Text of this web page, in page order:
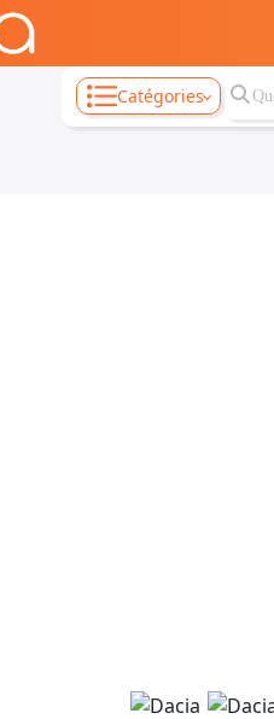
Catégories